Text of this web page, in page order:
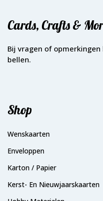
Cards, Crafts &
Bij vragen of
bellen.
Shop
Wenskaarten
Enveloppen
Karton / Papier
Kerst- En Nieuwjaarskaarten